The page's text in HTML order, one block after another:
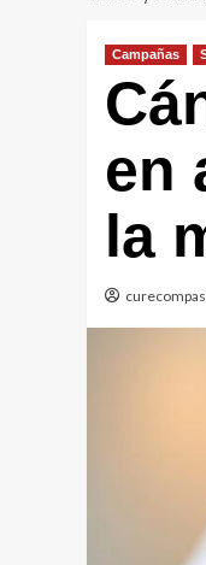
Campañas
en
la